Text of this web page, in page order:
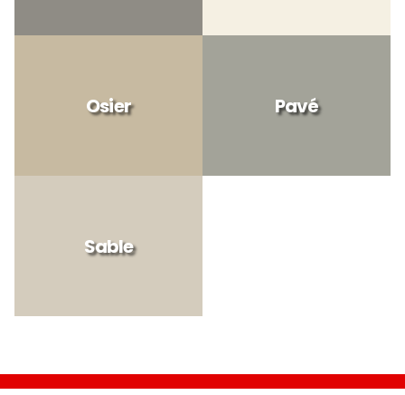
Osier Pavé
Sable